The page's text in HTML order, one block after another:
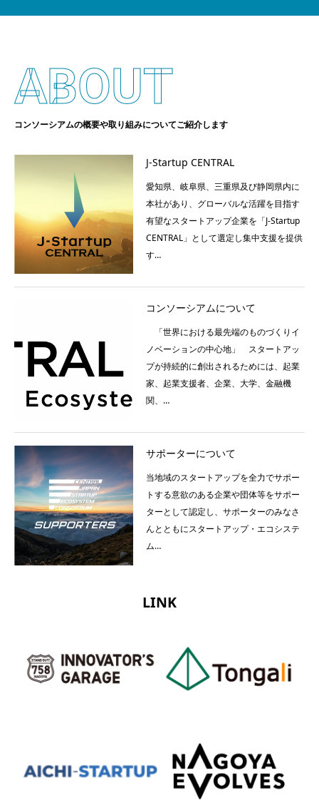
ABOUT
コンソーシアムの概要や取り組みについてご紹介します
J-Startup CENTRAL
愛知県、岐阜県、三重県及び静岡県内に
本社があり、グローバルな活躍を目指す
有望なスタートアップ企業を「J-Startup
CENTRAL」として選定し集中支援を提供
す…
コンソーシアムについて
「世界における最先端のものづくりイ
ノベーションの中心地」 スタートアッ
プが持続的に創出されるためには、起業
家、起業支援者、企業、大学、金融機
関、…
サポーターについて
当地域のスタートアップを全力でサポー
トする意欲のある企業や団体等をサポー
ターとして認定し、サポーターのみなさ
んとともにスタートアップ・エコシステ
ム…
LINK